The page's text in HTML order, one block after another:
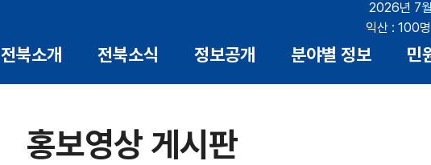
2026년 7
익산 : 100명
전북소개 전북소식 정보공개 분야별 정보 민
홍보영상 게시판